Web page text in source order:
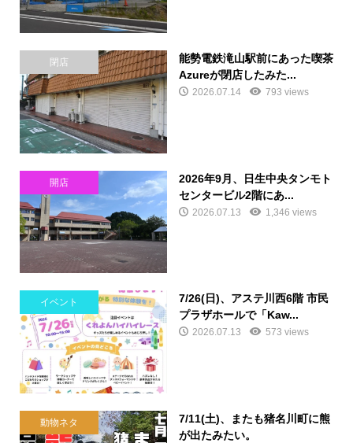
閉店
能勢電鉄滝山駅前にあった喫茶
Azureが閉店したみた...
2026.07.14 793 views
開店
2026年9月、日生中央タンモト
センタービル2階にあ...
2026.07.13 1,346 views
イベント
7/26(日)、アステ川西6階 市民
プラザホールで「Kaw...
2026.07.13 573 views
動物ネタ
7/11(土)、またも猪名川町に熊
が出たみたい。